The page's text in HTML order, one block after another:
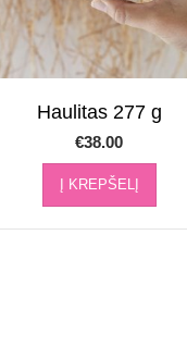
Haulitas 277 g
€38.00
Į KREPŠELĮ